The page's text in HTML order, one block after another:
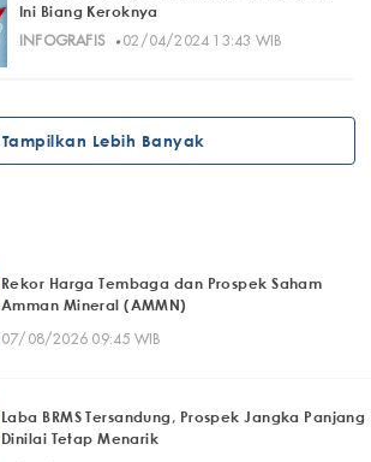
Ini Biang Keroknya
INFOGRAFIS· 02/04/2024 13:43 WIB
Tampilkan Lebih Banyak
Rekor Harga Tembaga dan Prospek Saham
Amman Mineral (AMMN)
07/08/2026 09:45 WIB
Laba BRMS Tersandung, Prospek Jangka Panjang
Dinilai Tetap Menarik